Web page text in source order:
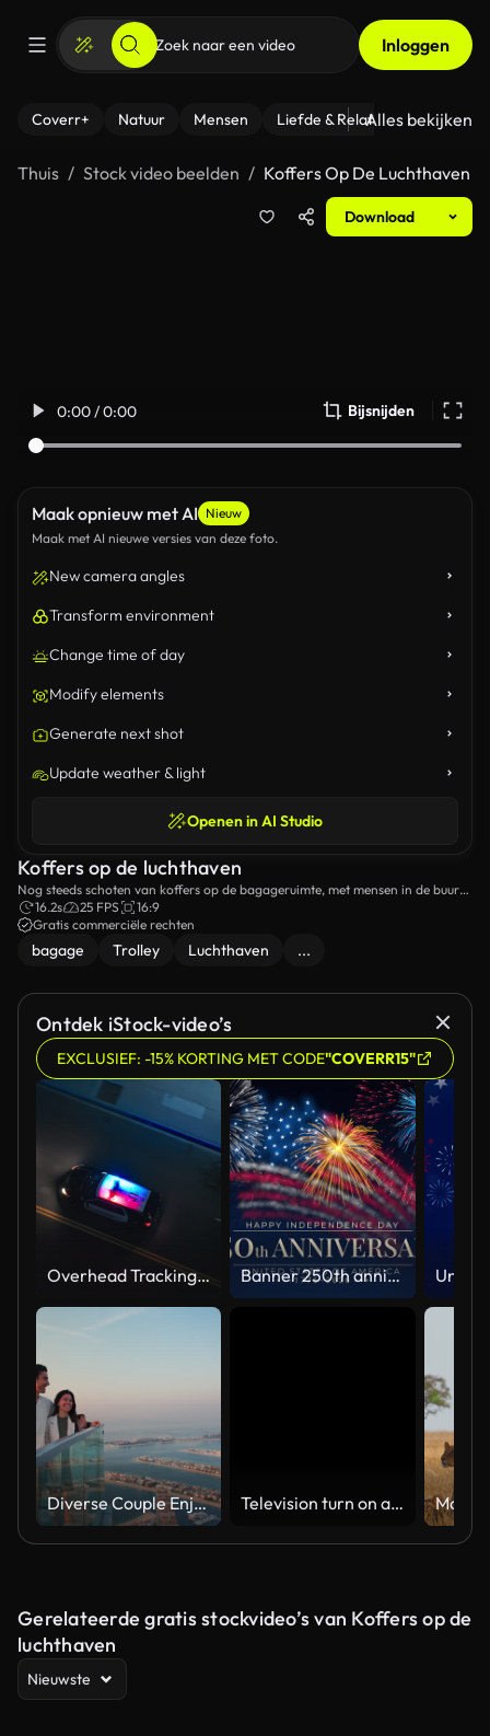
Inloggen
Coverr+ Natuur Mensen Liefde & Relaties - Fitness
Alles bekijken
Thuis Stock video beelden Koffers Op De Luchthaven
Download
0:00 / 0:00 Bijsnijden
Maak opnieuw met AI Nieuw
Maak met AI nieuwe versies van deze foto.
New camera angles
Transform environment
Change time of day
Modify elements
Generate next shot
Update weather & light
Openen in AI Studio
Koffers op de luchthaven
Nog steeds schoten van koffers op de bagageruimte, met mensen in de buurt
wachten op hun aankomst.
16.2s 25 FPS
16:9
Gratis commerciële rechten
bagage Trolley Luchthaven ...
Ontdek iStock-video’s
EXCLUSIEF: -15% KORTING MET CODE"COVERR15"
Overhead Tracking Drone Shot of a Police Car Driving on a City Street with Lights On at Night Banner 250th anniversary of the USA. 250 years of independence. 4th of july 2026 usa independence day, video greeting card. US flag fireworks on blue sky background. Fourth of july. 4k seamless loop
Diverse Couple Enjoying Sunset Views from High Rise Sky Deck Overlooking Palm Jumeirah Television turn on and off. Switch on tv effect, switch off tv effect. Turn on Lcd TV effect, turn off TV effect . Led Tv on and off on black background
Gerelateerde gratis stockvideo’s van Koffers op de
luchthaven
Nieuwste